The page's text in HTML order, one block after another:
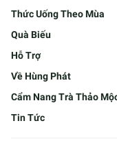
Thức Uống Theo Mùa
Quà Biếu
Hỗ Trợ
Về Hùng Phát
Cẩm Nang Trà Thảo
Tin Tức